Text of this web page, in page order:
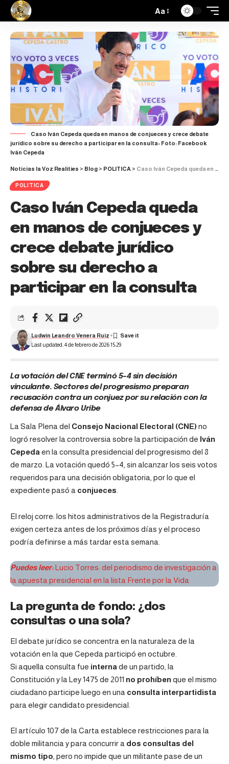
Aa
Caso Iván Cepeda queda en manos de conjueces y crece debate
jurídico sobre su derecho a participar en la consulta- Foto: Facebook
Iván Cepeda
Noticias la Voz Realities > Blog > POLITICA > Caso Iván Cepeda queda en manos de conjueces y crece debate jurídico sobre su derecho a participar en la consulta
POLITICA
Caso Iván Cepeda queda
en manos de conjueces y
crece debate jurídico
sobre su derecho a
participar en la consulta
Last updated: 4 de febrero de 2026 15:29
Ludwin Leandro Venera Ruiz
La votación del CNE terminó 5–4 sin decisión
vinculante. Sectores del progresismo preparan
recusación contra un conjuez por su relación con la
defensa de Álvaro Uribe
La Sala Plena del Consejo Nacional Electoral (CNE) no
logró resolver la controversia sobre la participación de Iván
Cepedaen la consulta presidencial del progresismo del 8
de marzo. La votación quedó 5–4, sin alcanzar los seis votos
requeridos para una decisión obligatoria, por lo que el
expediente pasó a conjueces.
El reloj corre: los hitos administrativos de la Registraduría
exigen certeza antes de los próximos días y el proceso
podría definirse a más tardar esta semana.
Puedes leer: Lucio Torres: del periodismo de investigación a
la apuesta presidencial en la lista Frente por la Vida
La pregunta de fondo: ¿dos
consultas o una sola?
El debate jurídico se concentra en la naturaleza de la
votación en la que Cepeda participó en octubre.
Si aquella consulta fue interna de un partido, la
Constitución y la Ley 1475 de 2011 no prohíben que el mismo
ciudadano participe luego en una consulta interpartidista
para elegir candidato presidencial.
El artículo 107 de la Carta establece restricciones para la
doble militancia y para concurrir a dos consultas del
mismo tipo , pero no impide que un militante pase de un